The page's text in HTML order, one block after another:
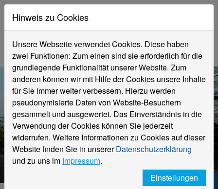
Aktuelle Meldungen
Hochschule Niederrhein
Hochschule Niederrhein. Dein Weg.
Hinweis zu Cookies
Unsere Webseite verwendet Cookies. Diese haben
zwei Funktionen: Zum einen sind sie erforderlich für die
grundlegende Funktionalität unserer Website. Zum
anderen können wir mit Hilfe der Cookies unsere Inhalte
für Sie immer weiter verbessern. Hierzu werden
pseudonymisierte Daten von Website-Besuchern
gesammelt und ausgewertet. Das Einverständnis in die
Verwendung der Cookies können Sie jederzeit
widerrufen. Weitere Informationen zu Cookies auf dieser
Website finden Sie in unsererDatenschutzerklärung
und zu uns im Impressum.
Einstellungen